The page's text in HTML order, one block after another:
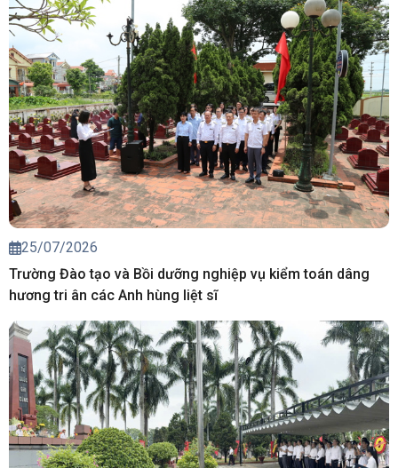
25/07/2026
Trường Đào tạo và Bồi dưỡng nghiệp vụ kiểm toán dâng
hương tri ân các Anh hùng liệt sĩ